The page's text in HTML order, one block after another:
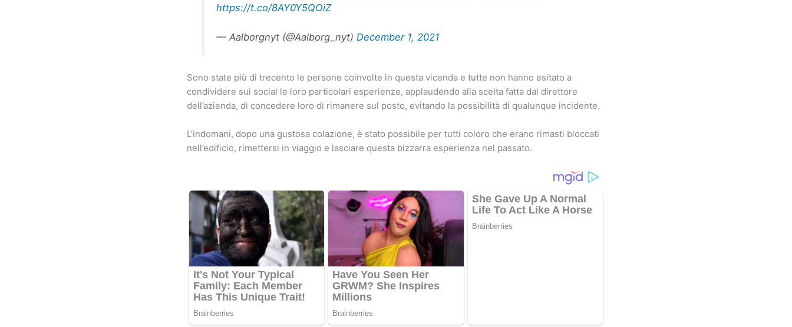
https://t.co/8AY0Y5QOiZ
— Aalborgnyt (@Aalborg_nyt) December 1, 2021
Sono state più di trecento le persone coinvolte in questa vicenda e tutte non hanno esitato a
condividere sui social le loro particolari esperienze, applaudendo alla scelta fatta dal direttore
dell’azienda, di concedere loro di rimanere sul posto, evitando la possibilità di qualunque incidente.
L’indomani, dopo una gustosa colazione, è stato possibile per tutti coloro che erano rimasti bloccati
nell’edificio, rimettersi in viaggio e lasciare questa bizzarra esperienza nel passato.